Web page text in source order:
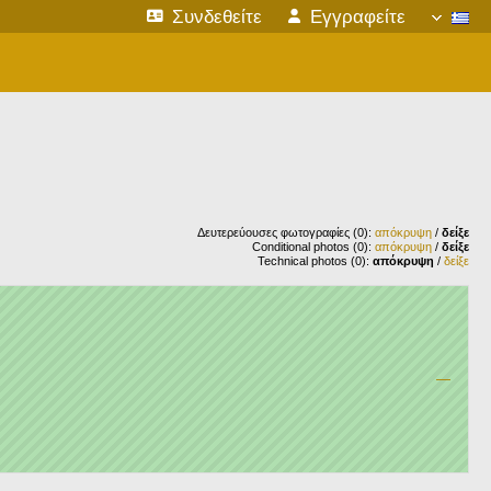
Συνδεθείτε Εγγραφείτε
Δευτερεύουσες φωτογραφίες (0): απόκρυψη / δείξε
Conditional photos (0): απόκρυψη / δείξε
Technical photos (0): απόκρυψη / δείξε
—